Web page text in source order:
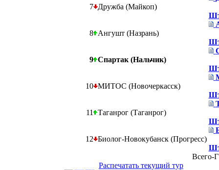
7 Дружба (Майкоп)
8 Ангушт (Назрань)
9 Спартак (Нальчик)
10 МИТОС (Новочеркасск)
11 Таганрог (Таганрог)
12 Биолог-Новокубанск (Прогресс)
Распечатать текущий тур